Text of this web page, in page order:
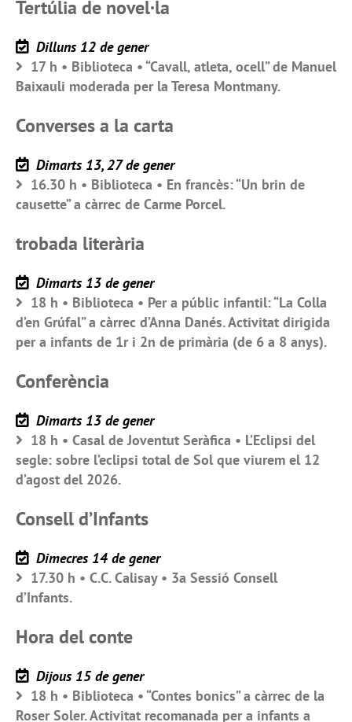
Tertúlia de novel·la
Dilluns 12 de gener
17 h • Biblioteca • “Cavall, atleta, ocell” de Manuel
Baixauli moderada per la Teresa Montmany.
Converses a la carta
Dimarts 13, 27 de gener
16.30 h • Biblioteca • En francès: “Un brin de
causette” a càrrec de Carme Porcel.
trobada literària
Dimarts 13 de gener
18 h • Biblioteca • Per a públic infantil: “La Colla
d’en Grúfal” a càrrec d’Anna Danés. Activitat dirigida
per a infants de 1r i 2n de primària (de 6 a 8 anys).
Conferència
Dimarts 13 de gener
18 h • Casal de Joventut Seràfica • L’Eclipsi del
segle: sobre l’eclipsi total de Sol que viurem el 12
d’agost del 2026.
Consell d’Infants
Dimecres 14 de gener
17.30 h • C.C. Calisay • 3a Sessió Consell
d’Infants.
Hora del conte
Dijous 15 de gener
18 h • Biblioteca • “Contes bonics” a càrrec de la
Roser Soler. Activitat recomanada per a infants a